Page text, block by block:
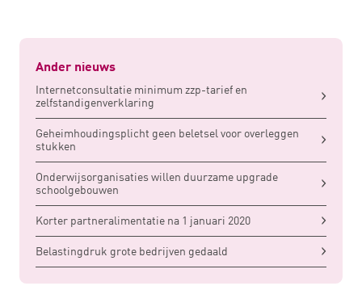
Ander nieuws
Internetconsultatie minimum zzp-tarief en
zelfstandigenverklaring
Geheimhoudingsplicht geen beletsel voor overleggen
stukken
Onderwijsorganisaties willen duurzame upgrade
schoolgebouwen
Korter partneralimentatie na 1 januari 2020
Belastingdruk grote bedrijven gedaald